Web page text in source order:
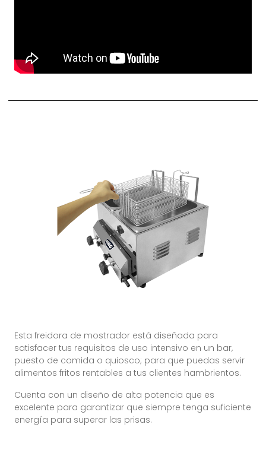
Esta freidora de mostrador está diseñada para
satisfacer tus requisitos de uso intensivo en un bar,
puesto de comida o quiosco; para que puedas servir
alimentos fritos rentables a tus clientes hambrientos.
Cuenta con un diseño de alta potencia que es
excelente para garantizar que siempre tenga suficiente
energía para superar las prisas.